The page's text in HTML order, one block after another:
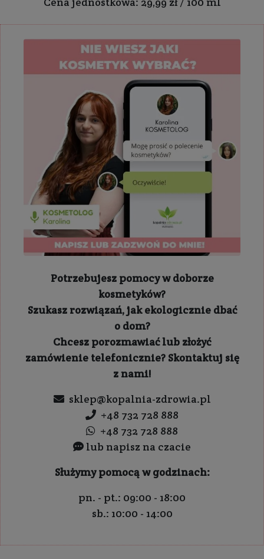
Potrzebujesz pomocy w doborze
kosmetyków?
Szukasz rozwiązań, jak ekologicznie dbać
o dom?
Chcesz porozmawiać lub złożyć
zamówienie telefonicznie? Skontaktuj się
z nami!
sklep@kopalnia-zdrowia.pl
+48 732 728 888
+48 732 728 888
lub napisz na czacie
Służymy pomocą w godzinach:
pn. - pt.: 09:00 - 18:00
sb.: 10:00 - 14:00